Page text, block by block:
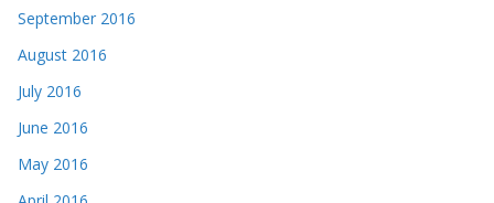
September 2016
August 2016
July 2016
June 2016
May 2016